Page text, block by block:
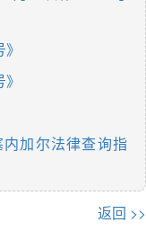
内加尔法律查询指
返回 >>